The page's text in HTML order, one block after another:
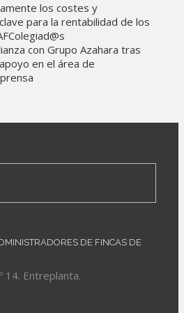
los costes y
para la rentabilidad de los
con Grupo Azahara tras
en el área de
DE FINCAS DE
14. Entreplanta.